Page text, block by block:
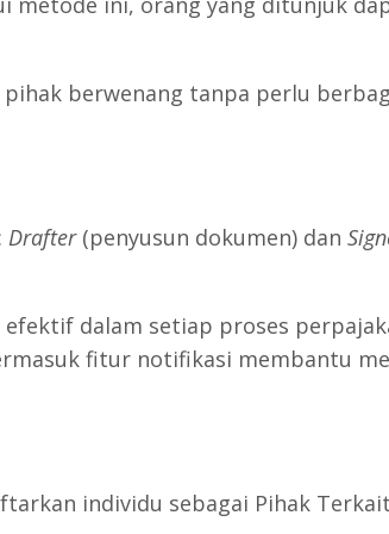
berwenang tanpa perlu
Drafter(penyusun dokumen) dan
dalam setiap proses
fitur notifikasi membantu
individu sebagai Pihak